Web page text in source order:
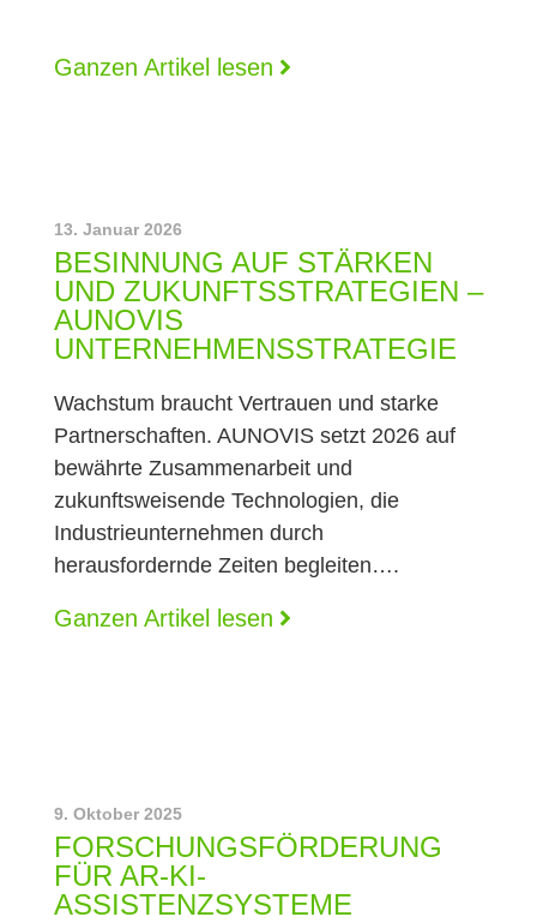
Ganzen Artikel lesen
13. Januar 2026
BESINNUNG AUF STÄRKEN
UND ZUKUNFTSSTRATEGIEN –
AUNOVIS
UNTERNEHMENSSTRATEGIE
Wachstum braucht Vertrauen und starke
Partnerschaften. AUNOVIS setzt 2026 auf
bewährte Zusammenarbeit und
zukunftsweisende Technologien, die
Industrieunternehmen durch
herausfordernde Zeiten begleiten….
Ganzen Artikel lesen
9. Oktober 2025
FORSCHUNGSFÖRDERUNG
FÜR AR-KI-
ASSISTENZSYSTEME